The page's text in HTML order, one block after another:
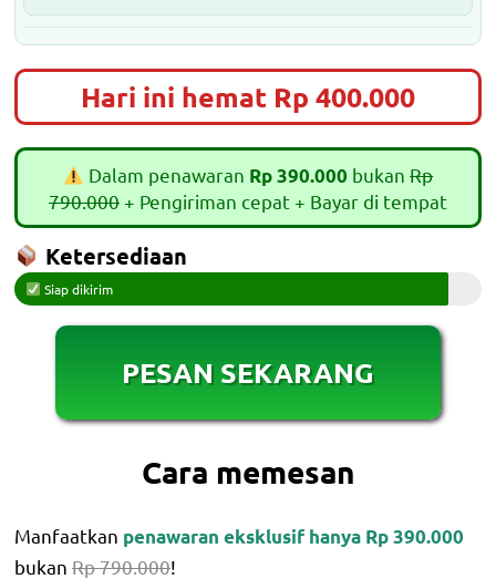
Hari ini hemat Rp 400.000
Dalam penawaran Rp 390.000 bukanRp
790.000 + Pengiriman cepat + Bayar di tempat
Ketersediaan
Siap dikirim
PESAN SEKARANG
Cara memesan
Manfaatkan penawaran eksklusif hanya Rp 390.000
bukan Rp 790.000!